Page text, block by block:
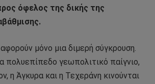
όφελος της δικής της
μόνο μια διμερή σύγκρουση.
πολυεπίπεδο γεωπολιτικό παίγνιο,
η Άγκυρα και η Τεχεράνη κινούνται